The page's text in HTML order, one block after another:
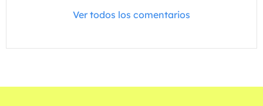
Ver todos los comentarios